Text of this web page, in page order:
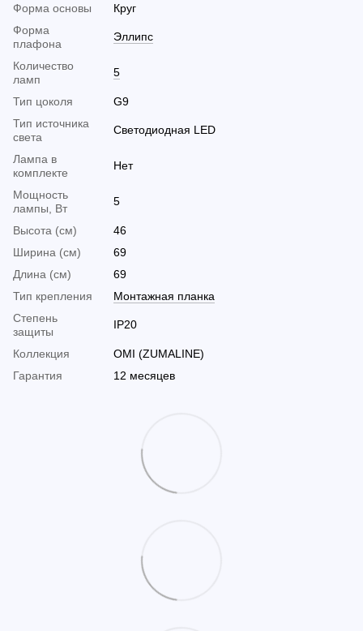
Форма основы
Круг
Форма
плафона
Эллипс
Количество
ламп
5
Тип цоколя
G9
Тип источника
света
Светодиодная LED
Лампа в
комплекте
Нет
Мощность
лампы, Вт
5
Высота (см)
46
Ширина (см)
69
Длина (см)
69
Тип крепления
Монтажная планка
Cтепень
защиты
IP20
Коллекция
OMI (ZUMALINE)
Гарантия
12 месяцев